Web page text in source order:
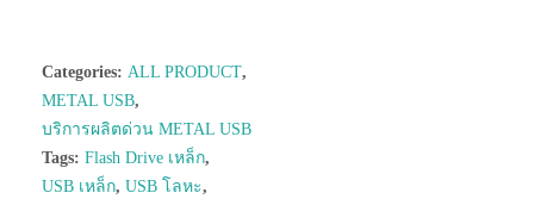
Categories: ALL PRODUCT,
METAL USB,
บริการผลิตด่วน METAL USB
Tags: Flash Drive เหล็ก,
USB เหล็ก, USB โลหะ,